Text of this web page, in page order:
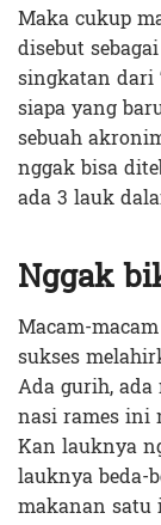
Maka cukup
disebut
singkatan dari
siapa yang
sebuah
nggak bisa
ada 3 lauk
Nggak
Macam-
sukses
Ada gurih,
nasi rames ini
Kan lauknya
lauknya beda-
makanan